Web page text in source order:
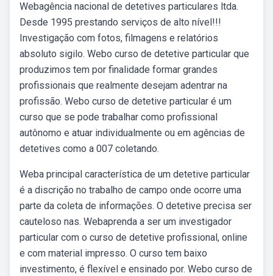
Webagência nacional de detetives particulares ltda.
Desde 1995 prestando serviços de alto nível!!!
Investigação com fotos, filmagens e relatórios
absoluto sigilo. Webo curso de detetive particular que
produzimos tem por finalidade formar grandes
profissionais que realmente desejam adentrar na
profissão. Webo curso de detetive particular é um
curso que se pode trabalhar como profissional
autônomo e atuar individualmente ou em agências de
detetives como a 007 coletando.
Weba principal característica de um detetive particular
é a discrição no trabalho de campo onde ocorre uma
parte da coleta de informações. O detetive precisa ser
cauteloso nas. Webaprenda a ser um investigador
particular com o curso de detetive profissional, online
e com material impresso. O curso tem baixo
investimento, é flexível e ensinado por. Webo curso de